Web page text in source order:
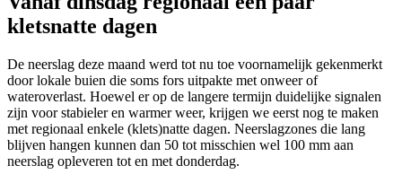
kletsnatte dagen
De neerslag deze maand werd tot nu toe voornamelijk gekenmerkt
door lokale buien die soms fors uitpakte met onweer of
wateroverlast. Hoewel er op de langere termijn duidelijke signalen
zijn voor stabieler en warmer weer, krijgen we eerst nog te maken
met regionaal enkele (klets)natte dagen. Neerslagzones die lang
blijven hangen kunnen dan 50 tot misschien wel 100 mm aan
neerslag opleveren tot en met donderdag.